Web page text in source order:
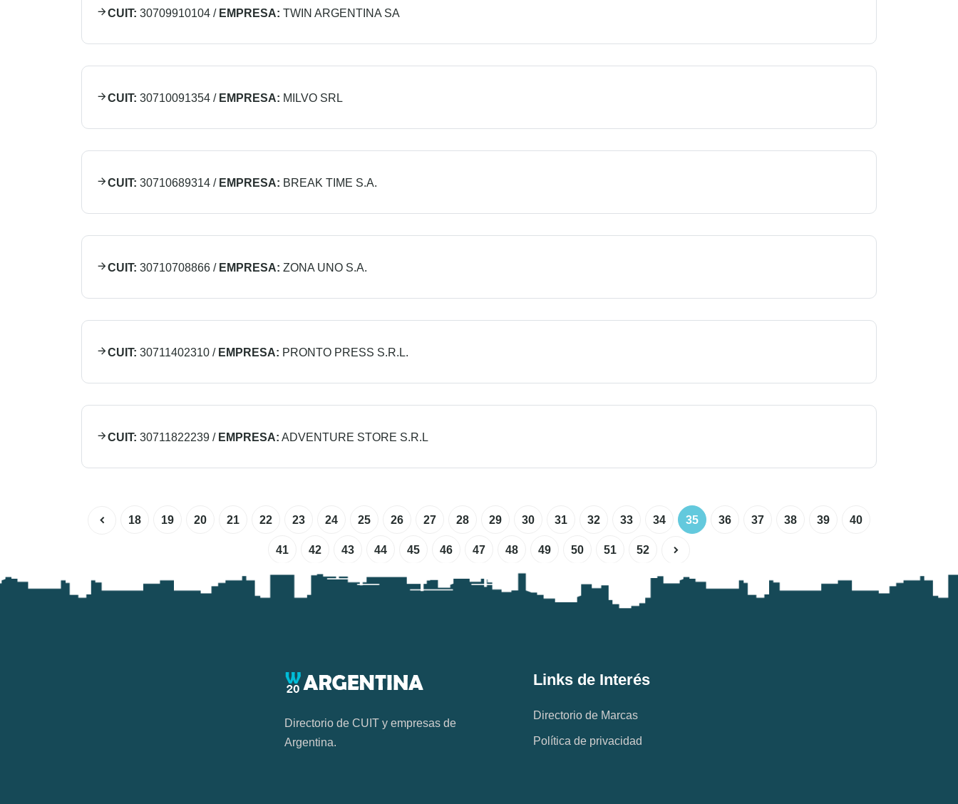
CUIT: 30709910104 / EMPRESA: TWIN ARGENTINA SA
CUIT: 30710091354 / EMPRESA: MILVO SRL
CUIT: 30710689314 / EMPRESA: BREAK TIME S.A.
CUIT: 30710708866 / EMPRESA: ZONA UNO S.A.
CUIT: 30711402310 / EMPRESA: PRONTO PRESS S.R.L.
CUIT: 30711822239 / EMPRESA: ADVENTURE STORE S.R.L
18 19 20 21 22 23 24 25 26 27 28 29 30 31 32 33 34 35 36 37 38 39 40
41 42 43 44 45 46 47 48 49 50 51 52
Directorio de CUIT y empresas de
Argentina.
Links de Interés
Directorio de Marcas
Política de privacidad